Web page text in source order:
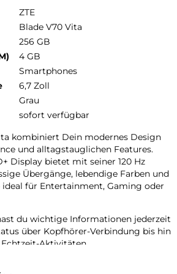
ZTE
Blade V70 Vita
256 GB
4 GB
Smartphones
6,7 Zoll
Grau
sofort verfügbar
kombiniert Dein modernes Design
und alltagstauglichen Features.
Display bietet mit seiner 120 Hz
Übergänge, lebendige Farben und
ideal für Entertainment, Gaming oder
du wichtige Informationen jederzeit
über Kopfhörer-Verbindung bis hin
Aktivitäten.